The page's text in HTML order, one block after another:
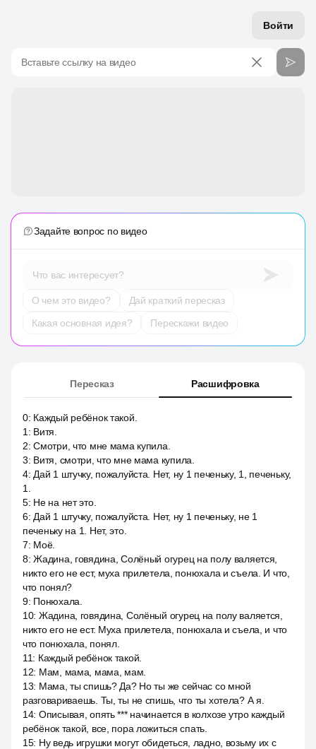
Войти
Вставьте ссылку на видео
Задайте вопрос по видео
Что вас интересует?
О чем это видео?
Дай краткий пересказ
Какая основная идея?
Перескажи видео
Пересказ Расшифровка
0: Каждый ребёнок такой.
1 : Витя.
2:Смотри, что мне мама купила.
3: Витя, смотри, что мне мама купила.
4: Дай 1 штучку, пожалуйста. Нет, ну 1 печеньку, 1, печеньку,
1.
5: Не на нет это.
6: Дай 1 штучку, пожалуйста. Нет, ну 1 печеньку, не 1
печеньку на 1. Нет, это.
7: Моё.
8:Жадина, говядина, Солёный огурец на полу валяется,
никто его не ест, муха прилетела, понюхала и съела. И что,
что понял?
9: Понюхала.
10: Жадина, говядина, Солёный огурец на полу валяется,
никто его не ест. Муха прилетела, понюхала и съела, и что
что понюхала, понял.
11: Каждый ребёнок такой.
12: Мам, мама, мама, мам.
13: Мама, ты спишь? Да? Но ты же сейчас со мной
разговариваешь. Ты, ты не спишь, что ты хотела? А я.
14: Описывая, опять *** начинается в колхозе утро каждый
ребёнок такой, все, пора ложиться спать.
15: Ну ведь игрушки могут обидеться, ладно, возьму их с